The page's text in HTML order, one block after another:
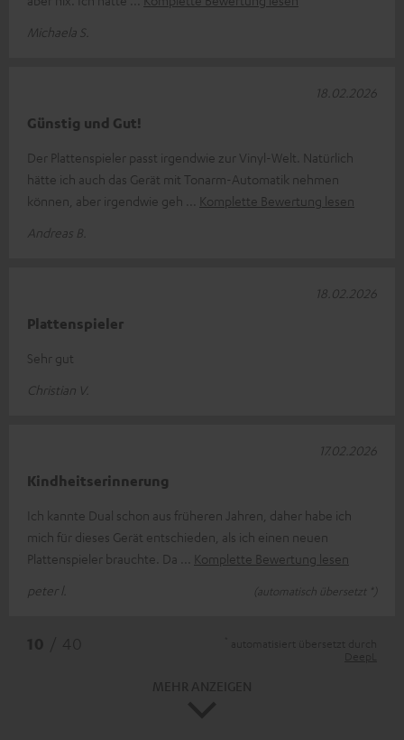
Michaela S.
Günstig und Gut!
Der Plattenspieler passt irgendwie zur Vinyl-Welt. Natürlich
hätte ich auch das Gerät mit Tonarm-Automatik nehmen
können, aber irgendwie geh
Komplette Bewertung lesen
Andreas B.
18.02.2026
Plattenspieler
Sehr gut
Christian V.
18.02.2026
Kindheitserinnerung
Ich kannte Dual schon aus früheren Jahren, daher habe ich
mich für dieses Gerät entschieden, als ich einen neuen
Plattenspieler brauchte. Da
Komplette Bewertung lesen
peter l.
(automatisch übersetzt *)
17.02.2026